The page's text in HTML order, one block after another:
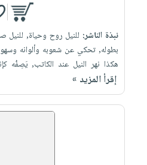
نبذة الناشر: للنيل روح وحياة,
بطوله, تحكي عن شعوبه وألوانه
هكذا نهر النيل عند الكاتب, يَصِفُه
إقرأ المزيد »